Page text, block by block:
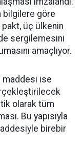
bilgilere göre
pakt, üç ülkenin
sergilemesini
amaçlıyor.
maddesi ise
olarak tüm
Bu yapısıyla
birebir